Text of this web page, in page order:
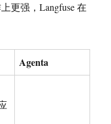
更强，Langfuse 在
Agenta